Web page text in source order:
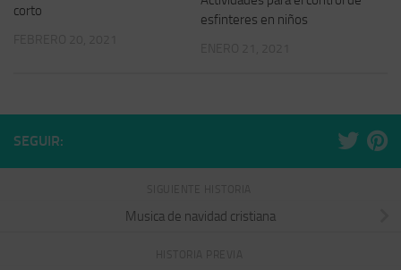
corto
esfinteres en niños
SEGUIR:
Musica de navidad cristiana